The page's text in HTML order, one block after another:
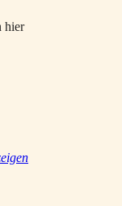
hier